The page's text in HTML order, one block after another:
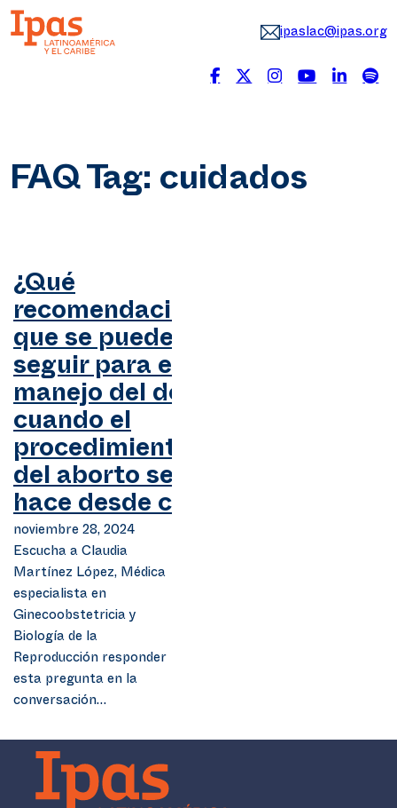
ipaslac@ipas.org
FAQ Tag: cuidados
¿Qué
recomendaciones
que se pueden
seguir para el
manejo del dolor
cuando el
procedimiento
del aborto se
hace desde casa?
noviembre 28, 2024
Escucha a Claudia
Martínez López, Médica
especialista en
Ginecoobstetricia y
Biología de la
Reproducción responder
esta pregunta en la
conversación…